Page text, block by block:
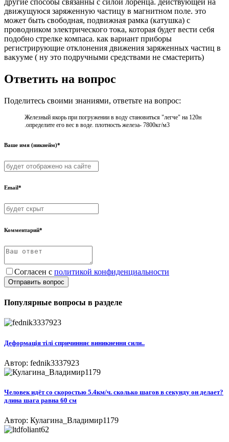
другие способы связанны с силой лоренца. действующей на
движущуюся заряженную частицу в магнитном поле. это
может быть свободная, подвижная рамка (катушка) с
проводником электрического тока, которая будет вести себя
подобно стрелке компаса. как вариант приборы
регистрирующие отклонения движения заряженных частиц в
вакууме ( ну это подручными средствами не смастерить)
Ответить на вопрос
Поделитесь своими знаниями, ответьте на вопрос:
Железный якорь при погружении в воду становиться "легче" на 120н
.определите его вес в воде. плотность железа- 7800кг/м3
Ваше имя (никнейм)*
Email*
Комментарий*
Согласен с политикой конфиденциальности
Отправить вопрос
Популярные вопросы в разделе
Деформація тілі спричинняє виникнення сили..​
Автор: fednik3337923
Человек идёт со скоростью 5.4км/ч. сколько шагов в секунду он делает?
длина шага равна 60 см
Автор: Кулагина_Владимир1179